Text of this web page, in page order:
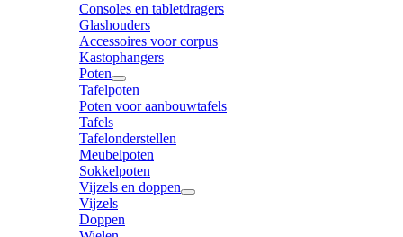
Consoles en tabletdragers
Glashouders
Accessoires voor corpus
Kastophangers
Poten
Tafelpoten
Poten voor aanbouwtafels
Tafels
Tafelonderstellen
Meubelpoten
Sokkelpoten
Vijzels en doppen
Vijzels
Doppen